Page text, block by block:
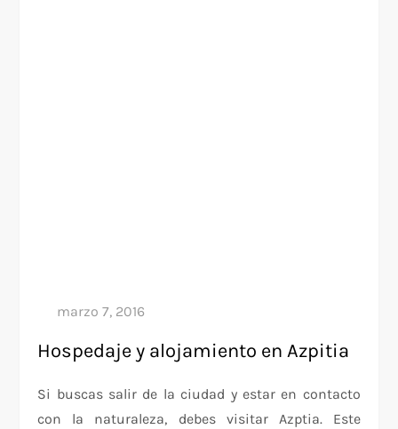
Hospedaje y alojamiento en Azpitia
Si buscas salir de la ciudad y estar en contacto
con la naturaleza, debes visitar Azptia. Este